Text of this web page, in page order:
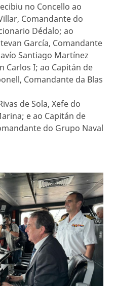
no Concello ao
Comandante do
Dédalo; ao
García, Comandante
Santiago Martínez
Carlos I; ao Capitán de
Comandante da Blas
de Sola, Xefe do
e ao Capitán de
do Grupo Naval